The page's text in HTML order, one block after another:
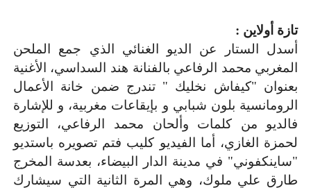
تازة أولاين :
أسدل الستار عن الديو الغنائي الذي جمع الملحن
المغربي محمد الرفاعي بالفنانة هند السداسي، الأغنية
بعنوان "كيفاش نخليك " تندرج ضمن خانة الأعمال
الرومانسية بلون شبابي و بإيقاعات مغربية، و للإشارة
فالديو من كلمات وألحان محمد الرفاعي، التوزيع
لحمزة الغازي، أما الفيديو كليب فتم تصويره باستديو
"ساينكفوني" في مدينة الدار البيضاء، بعدسة المخرج
طارق علي ملوك، وهي المرة الثانية التي سيشارك